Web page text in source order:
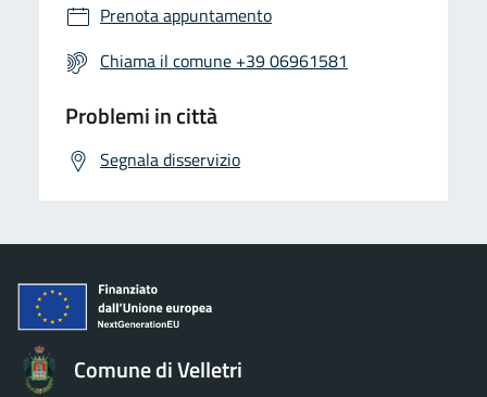
Prenota appuntamento
Chiama il comune +39 06961581
Problemi in città
Segnala disservizio
Comune di Velletri